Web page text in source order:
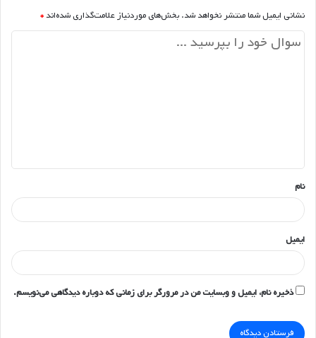
نشانی ایمیل شما منتشر نخواهد شد. بخش‌های موردنیاز علامت‌گذاری شده‌اند *
*
نام
ایمیل
ذخیره نام، ایمیل و وبسایت من در مرورگر برای زمانی که دوباره دیدگاهی می‌نویسم.